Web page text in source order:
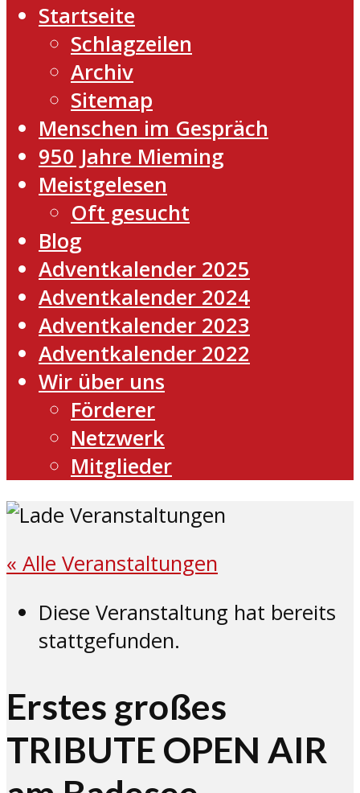
Startseite
Schlagzeilen
Archiv
Sitemap
Menschen im Gespräch
950 Jahre Mieming
Meistgelesen
Oft gesucht
Blog
Adventkalender 2025
Adventkalender 2024
Adventkalender 2023
Adventkalender 2022
Wir über uns
Förderer
Netzwerk
Mitglieder
« Alle Veranstaltungen
Diese Veranstaltung hat bereits
stattgefunden.
Erstes großes
TRIBUTE OPEN AIR